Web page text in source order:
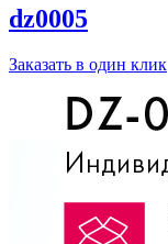
dz0005
Заказать в один клик